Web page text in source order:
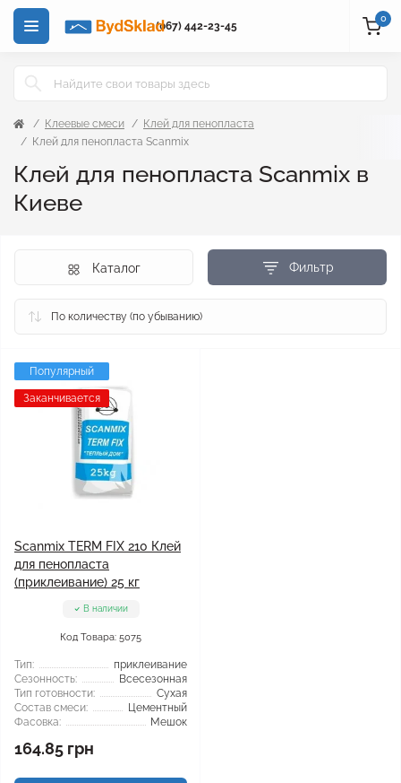
(067) 442-23-45
0
Клеевые смеси
Клей для пенопласта
Клей для пенопласта Scanmix
Клей для пенопласта Scanmix в
Киеве
Фильтр
Каталог
Популярный
Заканчивается
Scanmix TERM FIX 210 Клей
для пенопласта
(приклеивание) 25 кг
В наличии
Код Товара: 5075
Тип:
приклеивание
Сезонность:
Всесезонная
Тип готовности:
Сухая
Состав смеси:
Цементный
Фасовка:
Мешок
164.85 грн